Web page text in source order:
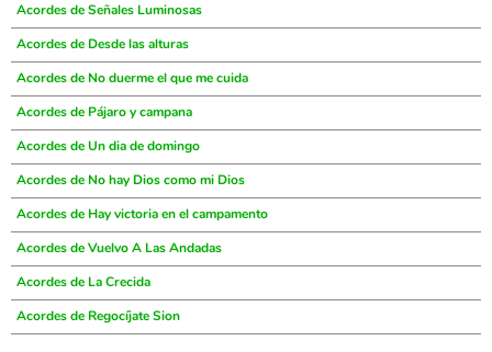
Acordes de Señales Luminosas
Acordes de Desde las alturas
Acordes de No duerme el que me cuida
Acordes de Pájaro y campana
Acordes de Un dia de domingo
Acordes de No hay Dios como mi Dios
Acordes de Hay victoria en el campamento
Acordes de Vuelvo A Las Andadas
Acordes de La Crecida
Acordes de Regocíjate Sion